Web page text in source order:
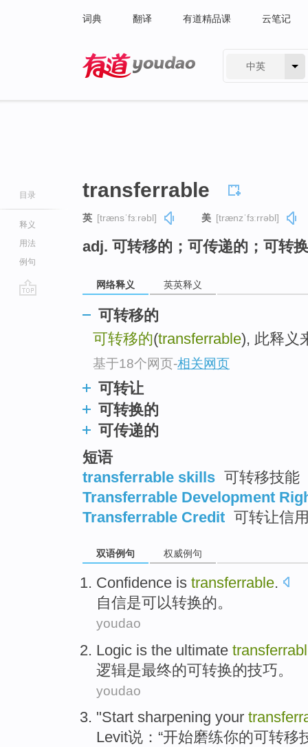
词典 翻译 有道精品课 云笔记
中英
目录
释义
用法
例句
transferrable
英 [trænsˈfɜːrəbl] 美 [trænzˈfɜːrrəbl]
adj. 可转移的；可传递的；可转
网络释义 英英释义
可转移的
可转移的(transferrable), 此释义
基于18个网页-相关网页
可转让
可转换的
可传递的
短语
transferrable skills 可转移技能
Transferrable Development
Transferrable Credit 可转让信
双语例句 权威例句
Confidence is transferrable.
自信是可以转换的。
youdao
Logic is the ultimate
逻辑是最终的可转换的技巧。
youdao
"Start sharpening your
Levit说 ：“开始磨练你的可转移